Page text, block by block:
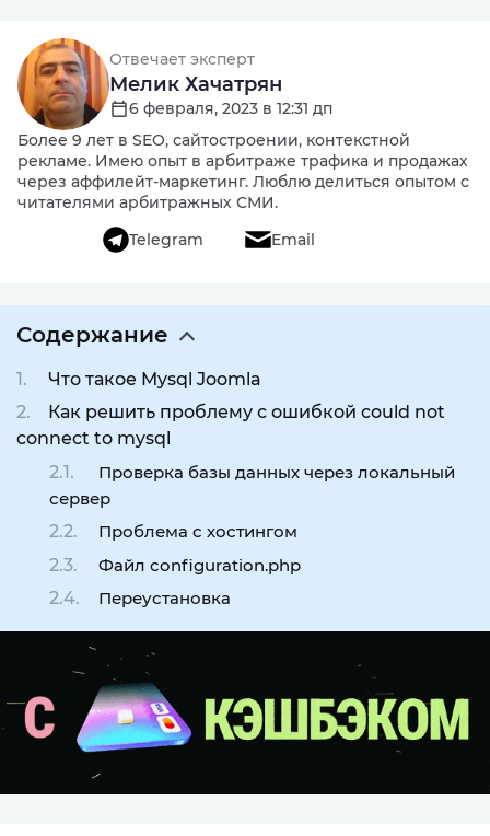
Отвечает эксперт
Мелик Хачатрян
6 февраля, 2023 в 12:31 дп
Более 9 лет в SEO, сайтостроении, контекстной
рекламе. Имею опыт в арбитраже трафика и продажах
через аффилейт-маркетинг. Люблю делиться опытом с
читателями арбитражных СМИ.
Telegram
Email
Содержание
Что такое Mysql Joomla
Как решить проблему с ошибкой could not
connect to mysql
Проверка базы данных через локальный
сервер
Проблема с хостингом
Файл configuration.php
Переустановка